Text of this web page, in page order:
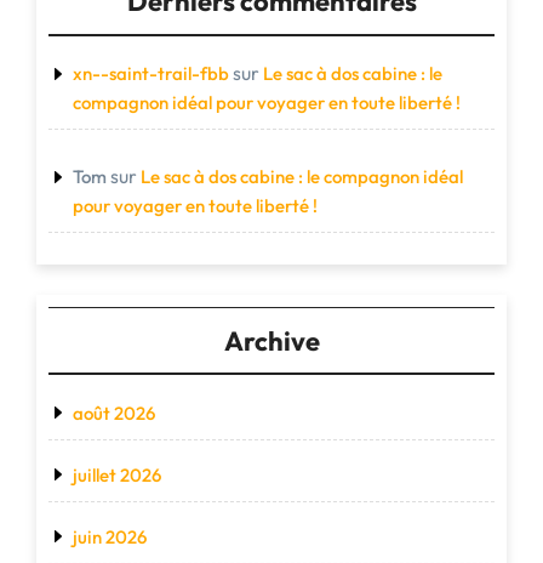
xn--saint-trail-fbbsur Le sac à dos cabine : le
compagnon idéal pour voyager en toute liberté !
Tom sur Le sac à dos cabine : le compagnon idéal
pour voyager en toute liberté !
Archive
août 2026
juillet 2026
juin 2026